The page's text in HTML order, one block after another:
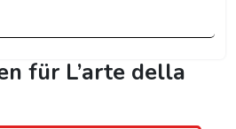
für L’arte della